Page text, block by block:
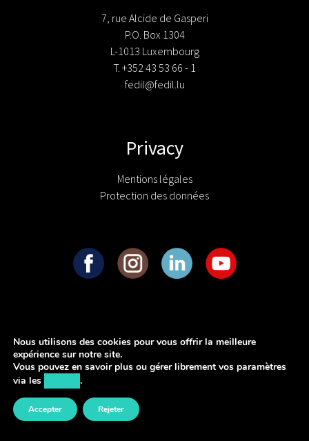
7, rue Alcide de Gasperi
P.O. Box 1304
L-1013 Luxembourg
T. +352 43 53 66 - 1
fedil@fedil.lu
Privacy
Mentions légales
Protection des données
Nous utilisons des cookies pour vous offrir la meilleure
expérience sur notre site.
Vous pouvez en savoir plus ou gérer librement vos paramètres
via les
.
Accepter Rejeter